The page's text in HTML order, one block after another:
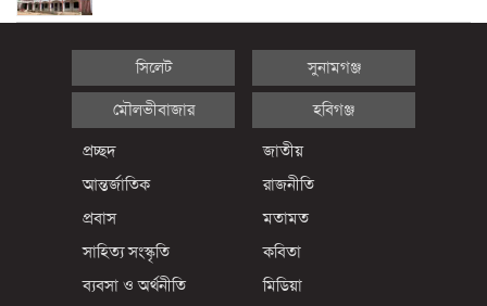
সিলেট সুনামগঞ্জ
মৌলভীবাজার হবিগঞ্জ
প্রচ্ছদ
জাতীয়
আন্তর্জাতিক
রাজনীতি
প্রবাস
মতামত
সাহিত্য সংস্কৃতি
কবিতা
ব্যবসা ও অর্থনীতি
মিডিয়া